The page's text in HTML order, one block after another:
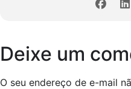
Deixe um
O seu endereço de e-mail